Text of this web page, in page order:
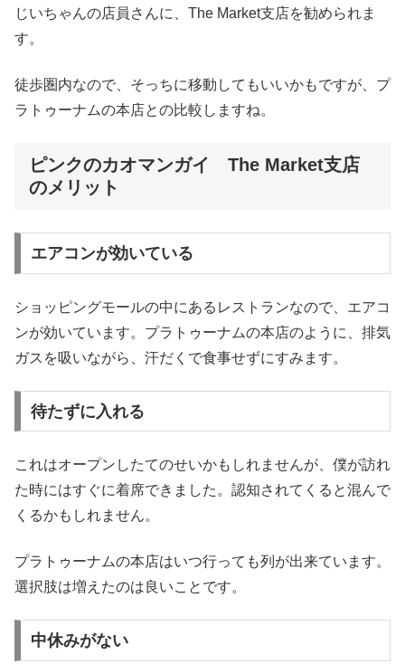
じいちゃんの店員さんに、The Market支店を勧められま
す。
徒歩圏内なので、そっちに移動してもいいかもですが、プ
ラトゥーナムの本店との比較しますね。
ピンクのカオマンガイ The Market支店
のメリット
エアコンが効いている
ショッピングモールの中にあるレストランなので、エアコ
ンが効いています。プラトゥーナムの本店のように、排気
ガスを吸いながら、汗だくで食事せずにすみます。
待たずに入れる
これはオープンしたてのせいかもしれませんが、僕が訪れ
た時にはすぐに着席できました。認知されてくると混んで
くるかもしれません。
プラトゥーナムの本店はいつ行っても列が出来ています。
選択肢は増えたのは良いことです。
中休みがない